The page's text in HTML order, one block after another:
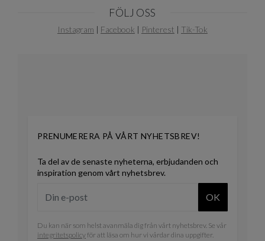
FÖLJ OSS
Instagram | Facebook | Pinterest | Tik-Tok
PRENUMERERA PÅ VÅRT NYHETSBREV!
Ta del av de senaste nyheterna, erbjudanden och
inspiration genom vårt nyhetsbrev.
OK
Du kan när som helst avanmäla dig från vårt nyhetsbrev. Se vår
integritetspolicyför att läsa om hur vi vårdar dina uppgifter.